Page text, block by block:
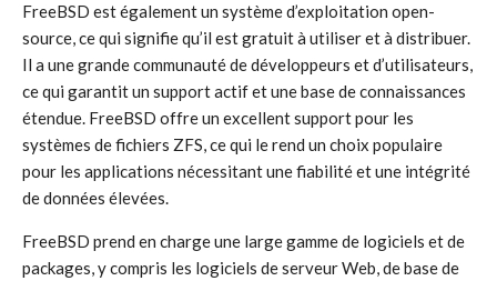
FreeBSD est également un système d’exploitation open-
source, ce qui signifie qu’il est gratuit à utiliser et à distribuer.
Il a une grande communauté de développeurs et d’utilisateurs,
ce qui garantit un support actif et une base de connaissances
étendue. FreeBSD offre un excellent support pour les
systèmes de fichiers ZFS, ce qui le rend un choix populaire
pour les applications nécessitant une fiabilité et une intégrité
de données élevées.
FreeBSD prend en charge une large gamme de logiciels et de
packages, y compris les logiciels de serveur Web, de base de